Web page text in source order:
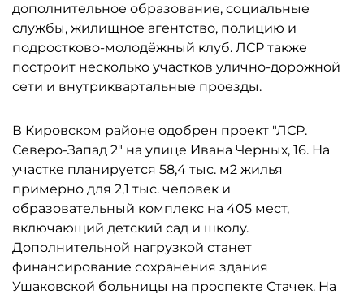
дополнительное образование, социальные
службы, жилищное агентство, полицию и
подростково-молодёжный клуб. ЛСР также
построит несколько участков улично-дорожной
сети и внутриквартальные проезды.
В Кировском районе одобрен проект "ЛСР.
Северо-Запад 2" на улице Ивана Черных, 16. На
участке планируется 58,4 тыс. м2 жилья
примерно для 2,1 тыс. человек и
образовательный комплекс на 405 мест,
включающий детский сад и школу.
Дополнительной нагрузкой станет
финансирование сохранения здания
Ушаковской больницы на проспекте Стачек. На